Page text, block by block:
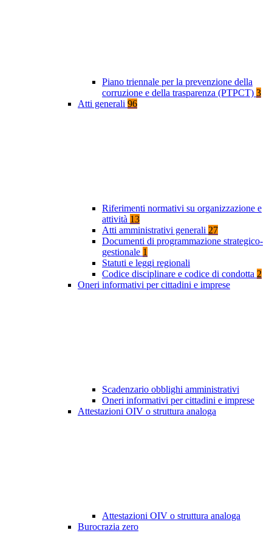
Piano triennale per la prevenzione della
corruzione e della trasparenza (PTPCT) 3
Atti generali 96
Riferimenti normativi su organizzazione e
attività 13
Atti amministrativi generali 27
Documenti di programmazione strategico-
gestionale 1
Statuti e leggi regionali
Codice disciplinare e codice di condotta 2
Oneri informativi per cittadini e imprese
Scadenzario obblighi amministrativi
Oneri informativi per cittadini e imprese
Attestazioni OIV o struttura analoga
Attestazioni OIV o struttura analoga
Burocrazia zero